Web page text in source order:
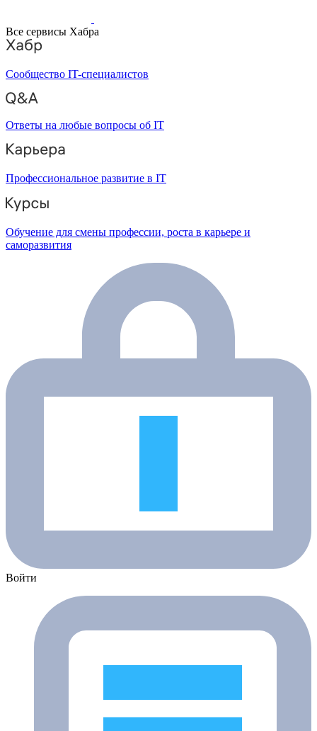
Все сервисы Хабра
Сообщество IT-специалистов
Ответы на любые вопросы об IT
Профессиональное развитие в IT
Обучение для смены профессии, роста в карьере и
саморазвития
Войти